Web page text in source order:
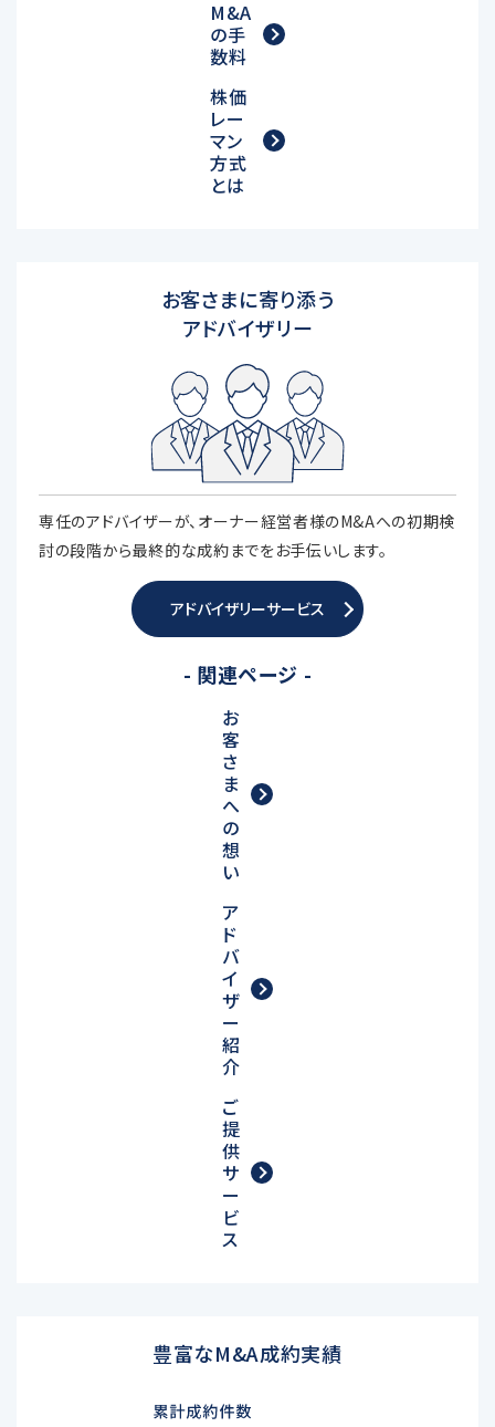
M&A
の手
数料
株価
レー
マン
方式
とは
お客さまに寄り添う
アドバイザリー
専任のアドバイザーが、オーナー経営者様のM&Aへの初期検
討の段階から最終的な成約までをお手伝いします。
アドバイザリーサービス
- 関連ページ -
お
客
さ
ま
へ
の
想
い
ア
ド
バ
イ
ザ
ー
紹
介
ご
提
供
サ
ー
ビ
ス
豊富なM&A成約実績